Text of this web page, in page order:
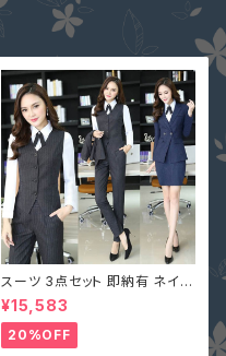
スーツ 3点セット 即納有 ネイビ
ー グレー S M L 2L 3L 4L 大
きいサイズ パンツ or スカート＋
ジャケット＋ベスト ストライプ X
Z-X10083
¥15,583
20%OFF